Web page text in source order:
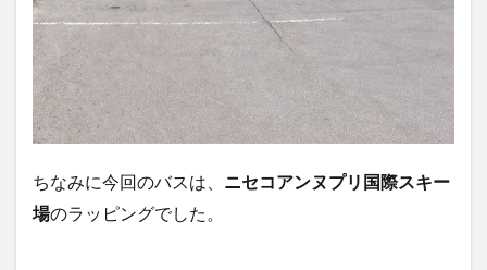
ちなみに今回のバスは、 ニセコアンヌプリ国際スキー
場のラッピングでした。